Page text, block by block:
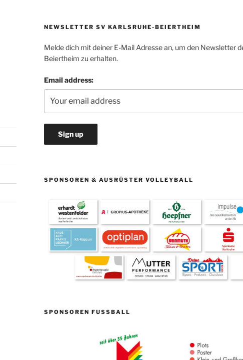
NEWSLETTER SV KARLSRUHE-BEIERTHEIM
Melde dich mit deiner E-Mail Adresse an, um den Newsletter
Beiertheim zu erhalten.
Email address:
SPONSOREN & AUSRÜSTER VOLLEYBALL
SPONSOREN FUSSBALL